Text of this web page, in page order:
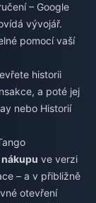
– Google
vývojář.
pomocí vaší
historii
a poté jej
nebo Historií
ve verzi
– a v přibližně
otevření